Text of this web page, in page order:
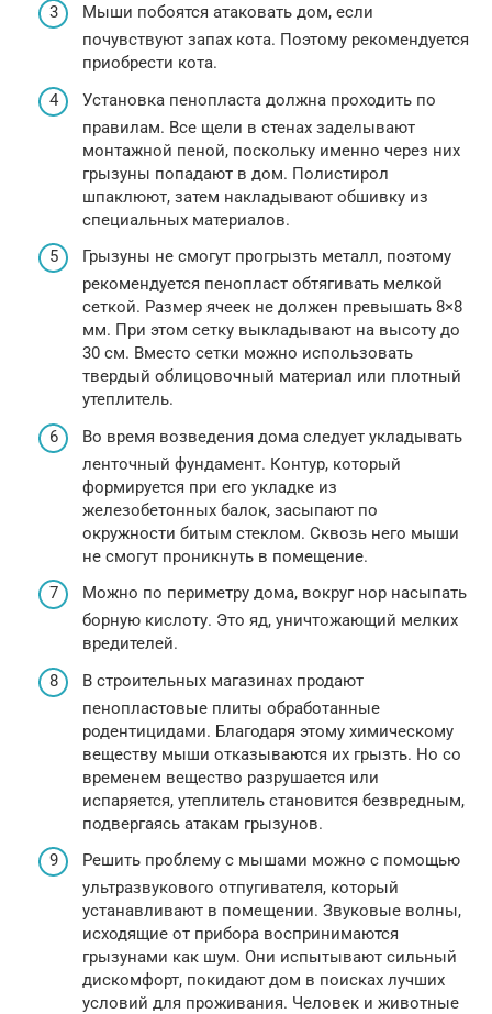
Мыши побоятся атаковать дом, если
почувствуют запах кота. Поэтому рекомендуется
приобрести кота.
Установка пенопласта должна проходить по
правилам. Все щели в стенах заделывают
монтажной пеной, поскольку именно через них
грызуны попадают в дом. Полистирол
шпаклюют, затем накладывают обшивку из
специальных материалов.
Грызуны не смогут прогрызть металл, поэтому
рекомендуется пенопласт обтягивать мелкой
сеткой. Размер ячеек не должен превышать 8×8
мм. При этом сетку выкладывают на высоту до
30 см. Вместо сетки можно использовать
твердый облицовочный материал или плотный
утеплитель.
Во время возведения дома следует укладывать
ленточный фундамент. Контур, который
формируется при его укладке из
железобетонных балок, засыпают по
окружности битым стеклом. Сквозь него мыши
не смогут проникнуть в помещение.
Можно по периметру дома, вокруг нор насыпать
борную кислоту. Это яд, уничтожающий мелких
вредителей.
В строительных магазинах продают
пенопластовые плиты обработанные
родентицидами. Благодаря этому химическому
веществу мыши отказываются их грызть. Но со
временем вещество разрушается или
испаряется, утеплитель становится безвредным,
подвергаясь атакам грызунов.
Решить проблему с мышами можно с помощью
ультразвукового отпугивателя, который
устанавливают в помещении. Звуковые волны,
исходящие от прибора воспринимаются
грызунами как шум. Они испытывают сильный
дискомфорт, покидают дом в поисках лучших
условий для проживания. Человек и животные